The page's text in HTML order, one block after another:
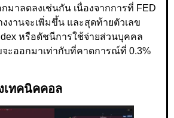
มาลดลงเช่นกัน เนื่องจากการที่ FED
งงานจะเพิ่มขึ้น และสุดท้ายตัวเลข
หรือดัชนีการใช้จ่ายส่วนบุคคล
ะออกมาเท่ากับที่คาดการณ์ที่ 0.3%
เทคนิคคอล